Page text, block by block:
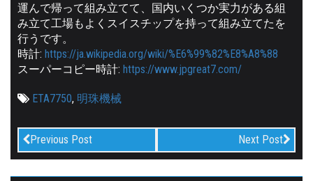
運んで帰って組み立てて、国内いくつか実力がある組
み立て工場もよくスイスチップを持って組み立てたを
行うです。
時計: https://ja.wikipedia.org/wiki/%E6%99%82%E8%A8%88
スーパーコピー時計: https://www.jpgreat7.com/
ETA7750, 明珠機械
Previous Post Next Post